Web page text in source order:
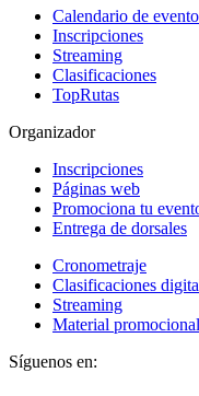
Calendario de
Inscripciones
Streaming
Clasificaciones
TopRutas
Organizador
Inscripciones
Páginas web
Promociona tu
Entrega de dorsales
Cronometraje
Clasificaciones
Streaming
Material promocional
Síguenos en: